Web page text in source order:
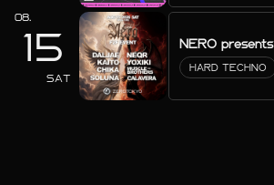
08.
15
SAT
NERO presents
HARD TECHNO